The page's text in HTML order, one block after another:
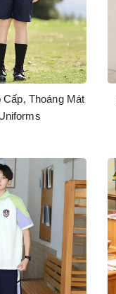
Thoáng Mát